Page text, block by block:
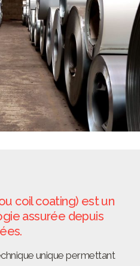
coil coating) est un
assurée depuis
unique permettant